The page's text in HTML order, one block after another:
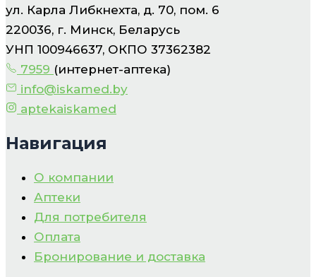
ул. Карла Либкнехта, д. 70, пом. 6
220036, г. Минск, Беларусь
УНП 100946637, ОКПО 37362382
7959 (интернет-аптека)
info@iskamed.by
aptekaiskamed
Навигация
О компании
Аптеки
Для потребителя
Оплата
Бронирование и доставка